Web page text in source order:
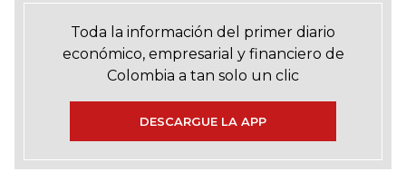
Toda la información del primer diario
económico, empresarial y financiero de
Colombia a tan solo un clic
DESCARGUE LA APP